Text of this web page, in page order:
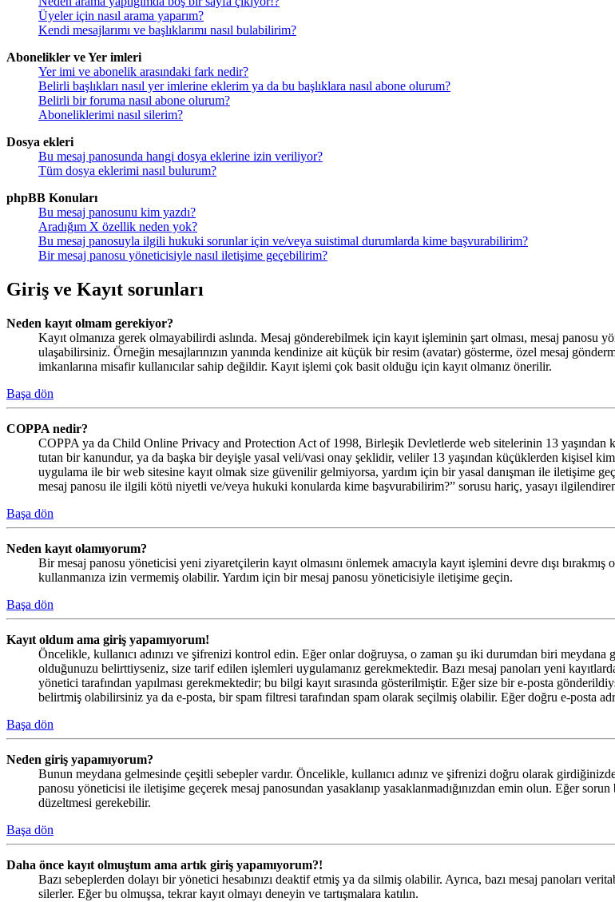
Üyeler için nasıl arama yaparım?
Kendi mesajlarımı ve başlıklarımı nasıl bulabilirim?
Abonelikler ve Yer imleri
Yer imi ve abonelik arasındaki fark nedir?
Belirli başlıkları nasıl yer imlerine eklerim ya da bu başlıklara nasıl abone olurum?
Belirli bir foruma nasıl abone olurum?
Aboneliklerimi nasıl silerim?
Dosya ekleri
Bu mesaj panosunda hangi dosya eklerine izin veriliyor?
Tüm dosya eklerimi nasıl bulurum?
phpBB Konuları
Bu mesaj panosunu kim yazdı?
Aradığım X özellik neden yok?
Bu mesaj panosuyla ilgili hukuki sorunlar için ve/veya suistimal durumlarda kime başvurabilirim?
Bir mesaj panosu yöneticisiyle nasıl iletişime geçebilirim?
Giriş ve Kayıt sorunları
Neden kayıt olmam gerekiyor?
Kayıt olmanıza gerek olmayabilirdi aslında. Mesaj gönderebilmek için kayıt işleminin şart olması, mesaj panosu
ulaşabilirsiniz. Örneğin mesajlarınızın yanında kendinize ait küçük bir resim (avatar) gösterme, özel mesaj
imkanlarına misafir kullanıcılar sahip değildir. Kayıt işlemi çok basit olduğu için kayıt olmanız önerilir.
Başa dön
COPPA nedir?
COPPA ya da Child Online Privacy and Protection Act of 1998, Birleşik Devletlerde web sitelerinin 13
tutan bir kanundur, ya da başka bir deyişle yasal veli/vasi onay şeklidir, veliler 13 yaşından küçüklerden kişisel
uygulama ile bir web sitesine kayıt olmak size güvenilir gelmiyorsa, yardım için bir yasal danışman ile iletişime
mesaj panosu ile ilgili kötü niyetli ve/veya hukuki konularda kime başvurabilirim?” sorusu hariç, yasayı
Başa dön
Neden kayıt olamıyorum?
Bir mesaj panosu yöneticisi yeni ziyaretçilerin kayıt olmasını önlemek amacıyla kayıt işlemini devre dışı
kullanmanıza izin vermemiş olabilir. Yardım için bir mesaj panosu yöneticisiyle iletişime geçin.
Başa dön
Kayıt oldum ama giriş yapamıyorum!
Öncelikle, kullanıcı adınızı ve şifrenizi kontrol edin. Eğer onlar doğruysa, o zaman şu iki durumdan biri meydana
olduğunuzu belirttiyseniz, size tarif edilen işlemleri uygulamanız gerekmektedir. Bazı mesaj panoları yeni
yönetici tarafından yapılması gerekmektedir; bu bilgi kayıt sırasında gösterilmiştir. Eğer size bir e-posta
belirtmiş olabilirsiniz ya da e-posta, bir spam filtresi tarafından spam olarak seçilmiş olabilir. Eğer doğru e-posta
Başa dön
Neden giriş yapamıyorum?
Bunun meydana gelmesinde çeşitli sebepler vardır. Öncelikle, kullanıcı adınız ve şifrenizi doğru olarak
panosu yöneticisi ile iletişime geçerek mesaj panosundan yasaklanıp yasaklanmadığınızdan emin olun. Eğer
düzeltmesi gerekebilir.
Başa dön
Daha önce kayıt olmuştum ama artık giriş yapamıyorum?!
Bazı sebeplerden dolayı bir yönetici hesabınızı deaktif etmiş ya da silmiş olabilir. Ayrıca, bazı mesaj panoları
silerler. Eğer bu olmuşsa, tekrar kayıt olmayı deneyin ve tartışmalara katılın.